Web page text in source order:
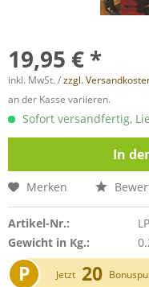
19,95 € *
inkl. MwSt. /zzgl.
an der Kasse variieren.
Sofort versandfertig,
In
Merken
Artikel-Nr.:
Gewicht in Kg.:
P Jetzt 20